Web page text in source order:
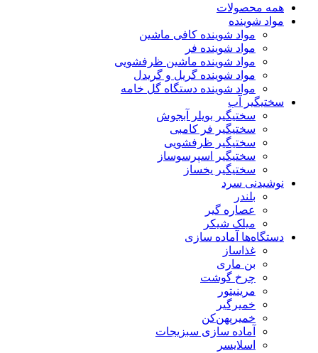
همه محصولات
مواد شوینده
مواد شوینده کافی ماشین
مواد شوینده فر
مواد شوینده ماشین ظرفشویی
مواد شوینده گریل و گریدل
مواد شوینده دستگاه گل خامه
سختیگیر آب
سختیگیر بویلر آبجوش
سختیگیر فر کامبی
سختیگیر ظرفشویی
سختیگیر اسپرسوساز
سختیگیر یخساز
نوشیدنی سرد
بلندر
عصاره گیر
میلک شیکر
دستگاه‌ها آماده سازی
غذاساز
بن ماری
چرخ گوشت
مرینیتور
خمیرگیر
خمیر‌پهن‌کن
آماده سازی سبزیجات
اسلایسر